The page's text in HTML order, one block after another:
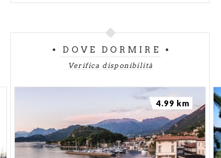
DOVE DORMIRE
Verifica disponibilità
4.99 km